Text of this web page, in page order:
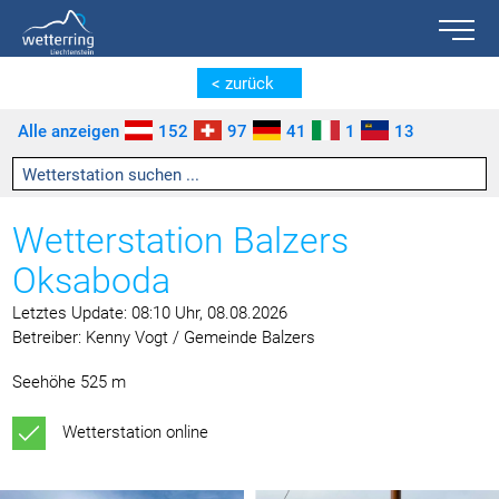
Zum Inhalt springen [AK + 0]
Zum linken senkrechten Seitenmenü springen [AK + 1]
Zum rechten senkrechten Seitenmenü springen [AK + 2]
Zu den Inhalten im Fußbereich springen [AK + 3]
Toggle
< zurück
Alle anzeigen 152 97 41 1 13
Wetterstation Balzers
Oksaboda
Letztes Update: 08:10 Uhr, 08.08.2026
Betreiber: Kenny Vogt / Gemeinde Balzers
Seehöhe 525 m
Wetterstation online